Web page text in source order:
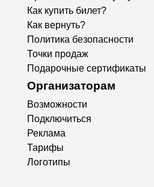
Как купить билет?
Как вернуть?
Политика безопасности
Точки продаж
Подарочные сертификаты
Организаторам
Возможности
Подключиться
Реклама
Тарифы
Логотипы